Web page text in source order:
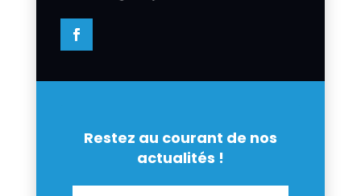
Restez au courant de nos
actualités !